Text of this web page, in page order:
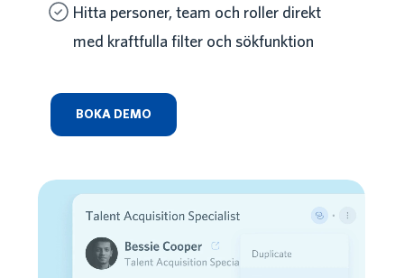
Hitta personer, team och roller direkt
med kraftfulla filter och sökfunktion
BOKA DEMO